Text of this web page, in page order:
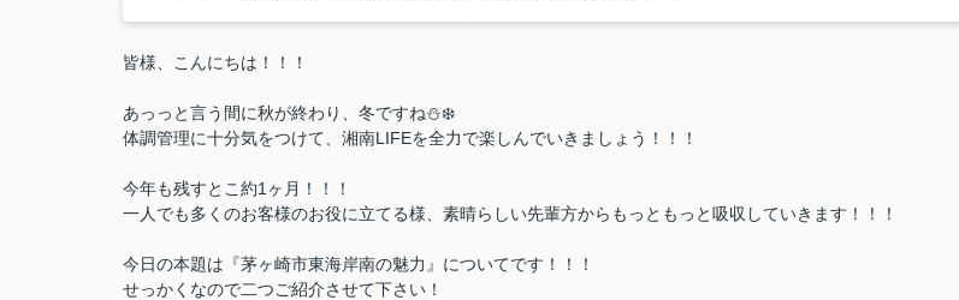
皆様、こんにちは！！！
あっっと言う間に秋が終わり、冬ですね⛄️❄️
体調管理に十分気をつけて、湘南LIFEを全力で楽しんでいきましょう！！！
今年も残すとこ約1ヶ月！！！
一人でも多くのお客様のお役に立てる様、素晴らしい先輩方からもっともっと吸収していきます！！！
今日の本題は『茅ヶ崎市東海岸南の魅力』についてです！！！
せっかくなので二つご紹介させて下さい！